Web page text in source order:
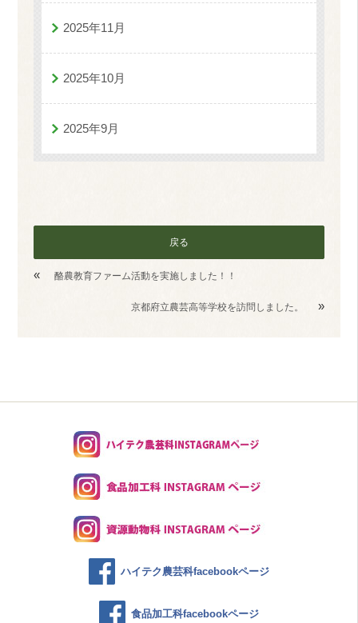
2025年11月
2025年10月
2025年9月
戻る
« 酪農教育ファーム活動を実施しました！！
京都府立農芸高等学校を訪問しました。 »
ハイテク農芸科facebookページ
食品加工科facebookページ